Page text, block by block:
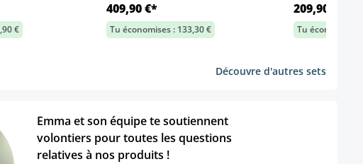
€
409,90 €*
Tu économises : 133,30 €
209,90 €*
Tu économises
Découvre d'autres sets
Emma et son équipe te soutiennent
volontiers pour toutes les questions
relatives à nos produits !